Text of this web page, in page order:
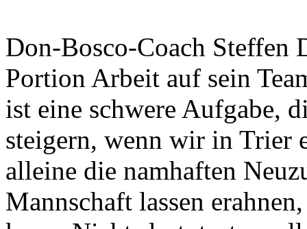
Don-Bosco-Coach Steffen
Portion Arbeit auf sein
ist eine schwere Aufgabe,
steigern, wenn wir in Trier
alleine die namhaften
Mannschaft lassen